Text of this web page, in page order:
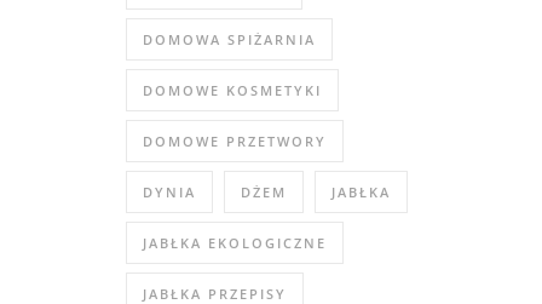
DOMOWA SPIŻARNIA
DOMOWE KOSMETYKI
DOMOWE PRZETWORY
DYNIA DŻEM JABŁKA
JABŁKA EKOLOGICZNE
JABŁKA PRZEPISY